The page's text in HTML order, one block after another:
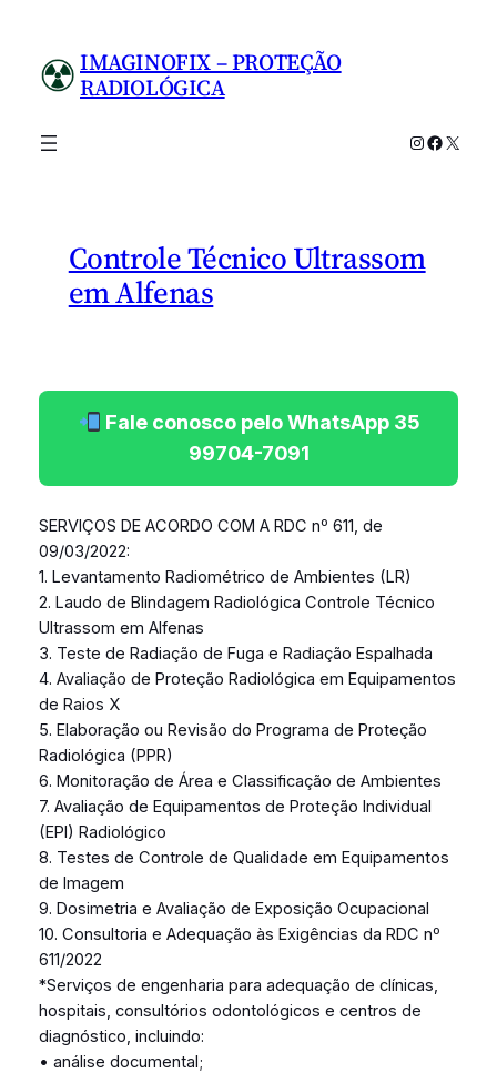
conteúdo
IMAGINOFIX – PROTEÇÃO
RADIOLÓGICA
Instagram
X
Controle Técnico Ultrassom
em Alfenas
Fale conosco pelo WhatsApp 35
99704-7091
SERVIÇOS DE ACORDO COM A RDC nº 611, de
09/03/2022:
1. Levantamento Radiométrico de Ambientes (LR)
2. Laudo de Blindagem Radiológica Controle Técnico
Ultrassom em Alfenas
3. Teste de Radiação de Fuga e Radiação Espalhada
4. Avaliação de Proteção Radiológica em Equipamentos
de Raios X
5. Elaboração ou Revisão do Programa de Proteção
Radiológica (PPR)
6. Monitoração de Área e Classificação de Ambientes
7. Avaliação de Equipamentos de Proteção Individual
(EPI) Radiológico
8. Testes de Controle de Qualidade em Equipamentos
de Imagem
9. Dosimetria e Avaliação de Exposição Ocupacional
10. Consultoria e Adequação às Exigências da RDC nº
611/2022
*Serviços de engenharia para adequação de clínicas,
hospitais, consultórios odontológicos e centros de
diagnóstico, incluindo:
• análise documental;